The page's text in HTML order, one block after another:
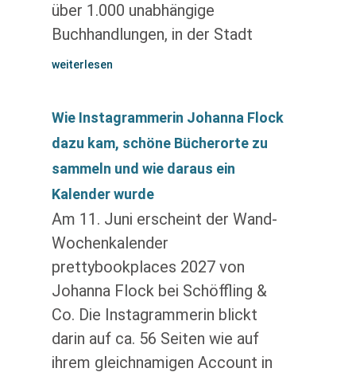
über 1.000 unabhängige
Buchhandlungen, in der Stadt
weiterlesen
Wie Instagrammerin Johanna Flock
dazu kam, schöne Bücherorte zu
sammeln und wie daraus ein
Kalender wurde
Am 11. Juni erscheint der Wand-
Wochenkalender
prettybookplaces 2027 von
Johanna Flock bei Schöffling &
Co. Die Instagrammerin blickt
darin auf ca. 56 Seiten wie auf
ihrem gleichnamigen Account in